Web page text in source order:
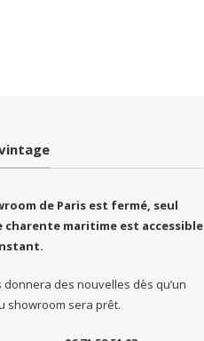
de Paris est fermé, seul
charente maritime est accessible
donnera des nouvelles dès qu’un
showroom sera prêt.